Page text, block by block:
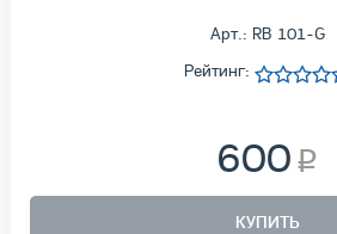
Арт.: RB 101-G
Рейтинг:
600
КУПИТЬ